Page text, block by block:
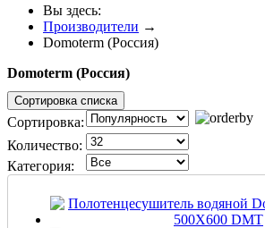
Вы здесь:
Производители →
Domoterm (Россия)
Domoterm (Россия)
Сортировка списка
Сортировка:
Количество:
Категория: